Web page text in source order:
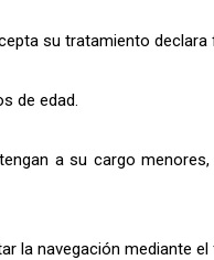
su tratamiento
de edad.
a su cargo
la navegación mediante